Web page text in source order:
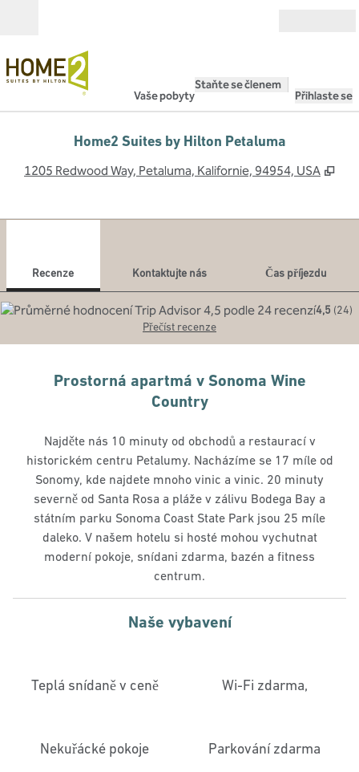
Vaše pobyty
Staňte se členem
Přihlaste se
Home2 Suites by Hilton Petaluma
1205 Redwood Way, Petaluma, Kalifornie, 94954, USA ,
Recenze Kontaktujte nás
Čas příjezdu
4,5 (24)
Přečíst recenze
Prostorná apartmá v Sonoma Wine
Country
Najděte nás 10 minuty od obchodů a restaurací v
historickém centru Petalumy. Nacházíme se 17 míle od
Sonomy, kde najdete mnoho vinic a vinic. 20 minuty
severně od Santa Rosa a pláže v zálivu Bodega Bay a
státním parku Sonoma Coast State Park jsou 25 míle
daleko. V našem hotelu si hosté mohou vychutnat
moderní pokoje, snídani zdarma, bazén a fitness
centrum.
Naše vybavení
Teplá snídaně v ceně Wi-Fi zdarma,
Nekuřácké pokoje Parkování zdarma